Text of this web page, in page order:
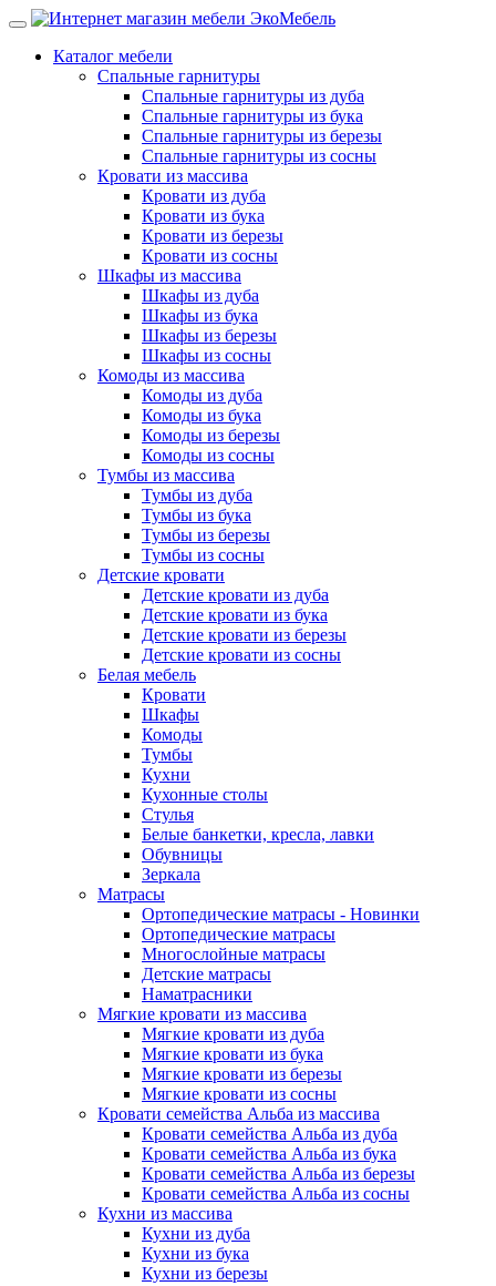
Каталог мебели
Спальные гарнитуры
Спальные гарнитуры из дуба
Спальные гарнитуры из бука
Спальные гарнитуры из березы
Спальные гарнитуры из сосны
Кровати из массива
Кровати из дуба
Кровати из бука
Кровати из березы
Кровати из сосны
Шкафы из массива
Шкафы из дуба
Шкафы из бука
Шкафы из березы
Шкафы из сосны
Комоды из массива
Комоды из дуба
Комоды из бука
Комоды из березы
Комоды из сосны
Тумбы из массива
Тумбы из дуба
Тумбы из бука
Тумбы из березы
Тумбы из сосны
Детские кровати
Детские кровати из дуба
Детские кровати из бука
Детские кровати из березы
Детские кровати из сосны
Белая мебель
Кровати
Шкафы
Комоды
Тумбы
Кухни
Кухонные столы
Стулья
Белые банкетки, кресла, лавки
Обувницы
Зеркала
Матрасы
Ортопедические матрасы - Новинки
Ортопедические матрасы
Многослойные матрасы
Детские матрасы
Наматрасники
Мягкие кровати из массива
Мягкие кровати из дуба
Мягкие кровати из бука
Мягкие кровати из березы
Мягкие кровати из сосны
Кровати семейства Альба из массива
Кровати семейства Альба из дуба
Кровати семейства Альба из бука
Кровати семейства Альба из березы
Кровати семейства Альба из сосны
Кухни из массива
Кухни из дуба
Кухни из бука
Кухни из березы